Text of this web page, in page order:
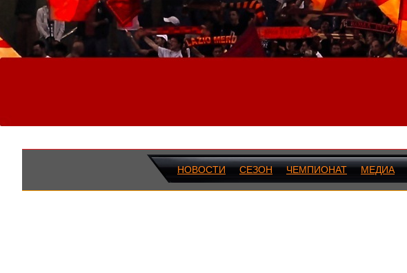
НОВОСТИ СЕЗОН ЧЕМПИОНАТ МЕДИА